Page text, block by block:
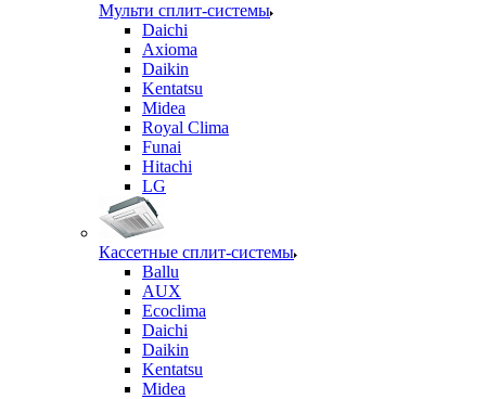
Мульти сплит-системы
Daichi
Axioma
Daikin
Kentatsu
Midea
Royal Clima
Funai
Hitachi
LG
Кассетные сплит-системы
Ballu
AUX
Ecoclima
Daichi
Daikin
Kentatsu
Midea